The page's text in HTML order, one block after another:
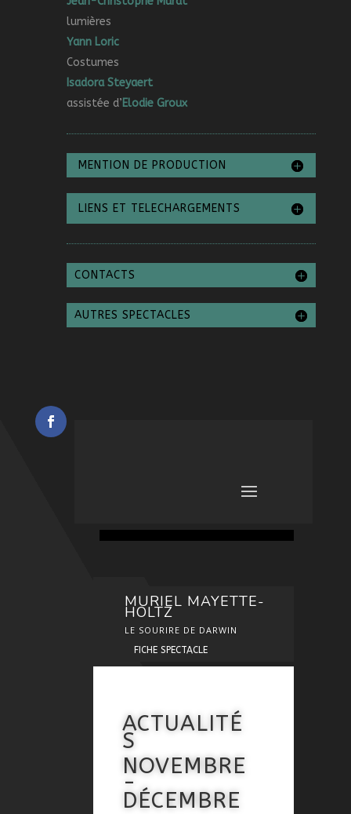
lumières
Yann Loric
Costumes
Isadora Steyaert
assistée d’Elodie Groux
MENTION DE PRODUCTION
LIENS ET TELECHARGEMENTS
CONTACTS
AUTRES SPECTACLES
MURIEL MAYETTE-
HOLTZ
LE SOURIRE DE DARWIN
FICHE SPECTACLE
ACTUALITÉ
S
NOVEMBRE
-
DÉCEMBRE